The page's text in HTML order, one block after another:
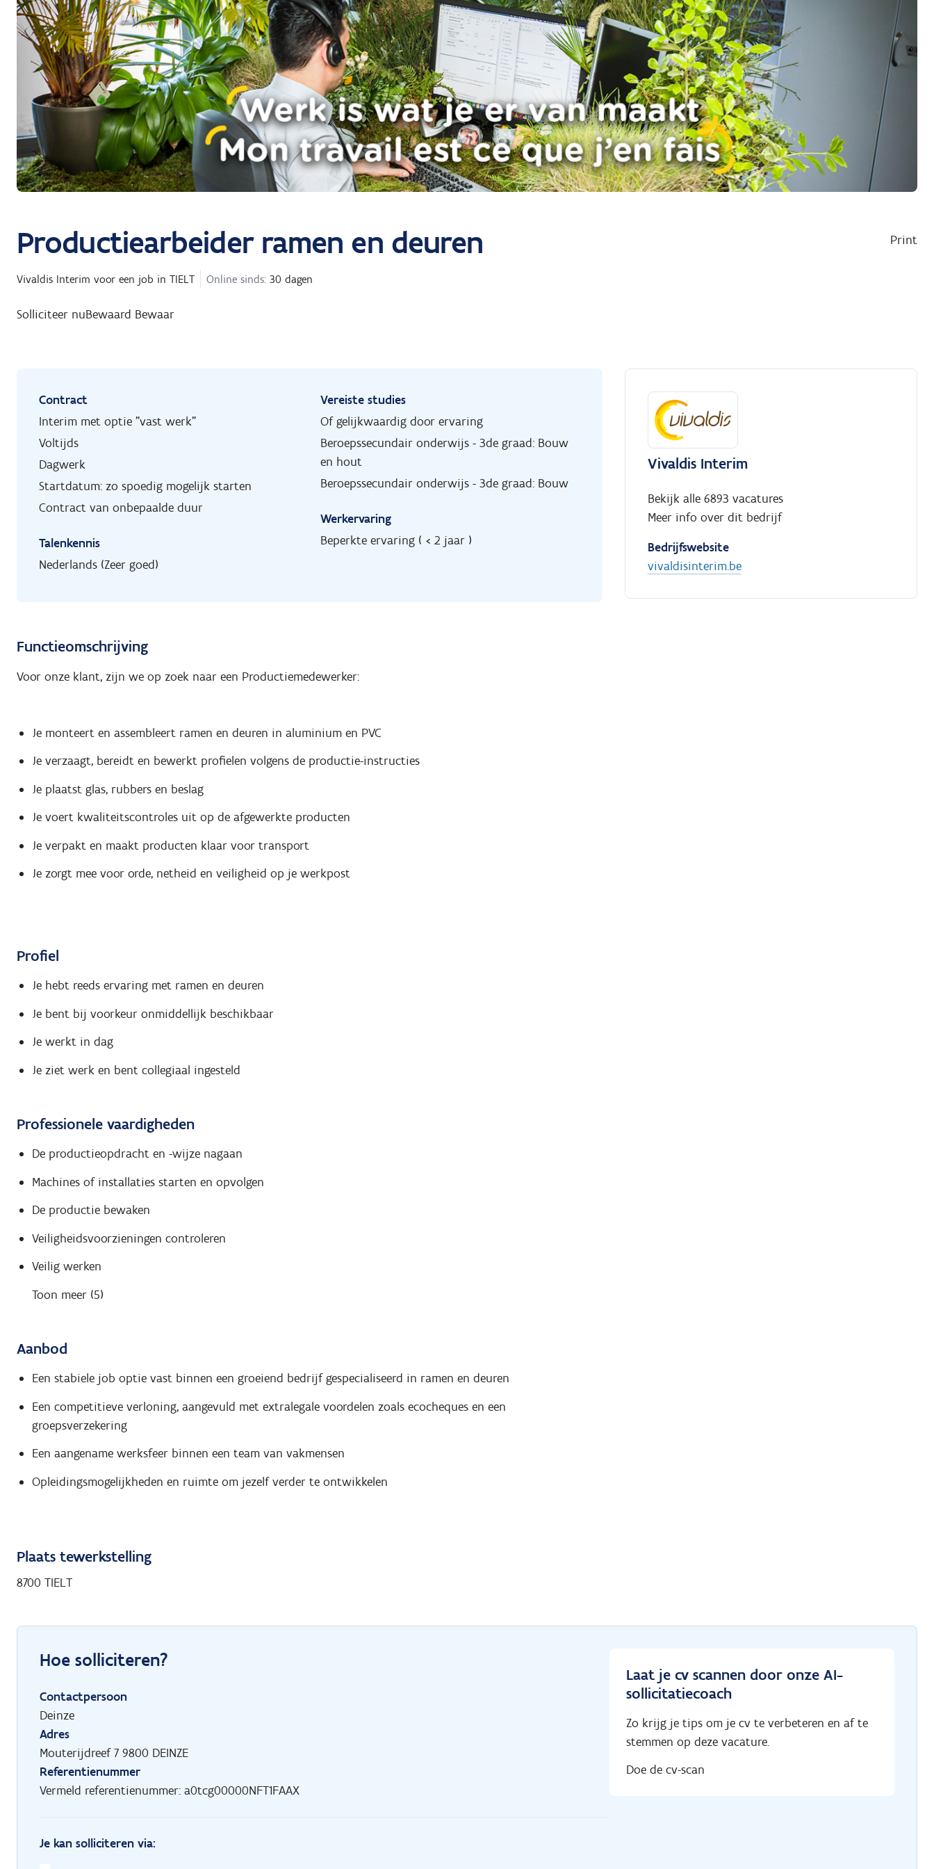
Productiearbeider ramen en deuren Print
Vivaldis Interim voor een job in TIELT Online sinds: 30 dagen
Solliciteer nuBewaard Bewaar
Contract
Interim met optie "vast werk"
Voltijds
Dagwerk
Startdatum: zo spoedig mogelijk starten
Contract van onbepaalde duur
Talenkennis
Nederlands (Zeer goed)
Vereiste studies
Of gelijkwaardig door ervaring
Beroepssecundair onderwijs - 3de graad: Bouw
en hout
Beroepssecundair onderwijs - 3de graad: Bouw
Werkervaring
Beperkte ervaring ( < 2 jaar )
Functieomschrijving
Voor onze klant, zijn we op zoek naar een Productiemedewerker:
Je monteert en assembleert ramen en deuren in aluminium en PVC
Je verzaagt, bereidt en bewerkt profielen volgens de productie-instructies
Je plaatst glas, rubbers en beslag
Je voert kwaliteitscontroles uit op de afgewerkte producten
Je verpakt en maakt producten klaar voor transport
Je zorgt mee voor orde, netheid en veiligheid op je werkpost
Profiel
Je hebt reeds ervaring met ramen en deuren
Je bent bij voorkeur onmiddellijk beschikbaar
Je werkt in dag
Je ziet werk en bent collegiaal ingesteld
Professionele vaardigheden
De productieopdracht en -wijze nagaan
Machines of installaties starten en opvolgen
De productie bewaken
Veiligheidsvoorzieningen controleren
Veilig werken
Toon meer (5)
Aanbod
Een stabiele job optie vast binnen een groeiend bedrijf gespecialiseerd in ramen en deuren
Een competitieve verloning, aangevuld met extralegale voordelen zoals ecocheques en een
groepsverzekering
Een aangename werksfeer binnen een team van vakmensen
Opleidingsmogelijkheden en ruimte om jezelf verder te ontwikkelen
Vivaldis Interim
Bekijk alle 6893 vacatures
Meer info over dit bedrijf
Bedrijfswebsite
vivaldisinterim.be
Plaats tewerkstelling
8700 TIELT
Hoe solliciteren?
Contactpersoon
Deinze
Adres
Mouterijdreef 7 9800 DEINZE
Referentienummer
Vermeld referentienummer: a0tcg00000NFT1FAAX
Je kan solliciteren via:
Laat je cv scannen door onze AI-
sollicitatiecoach
Zo krijg je tips om je cv te verbeteren en af te
stemmen op deze vacature.
Doe de cv-scan